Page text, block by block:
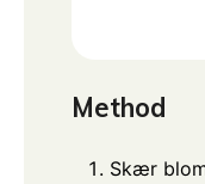
Method
Skær